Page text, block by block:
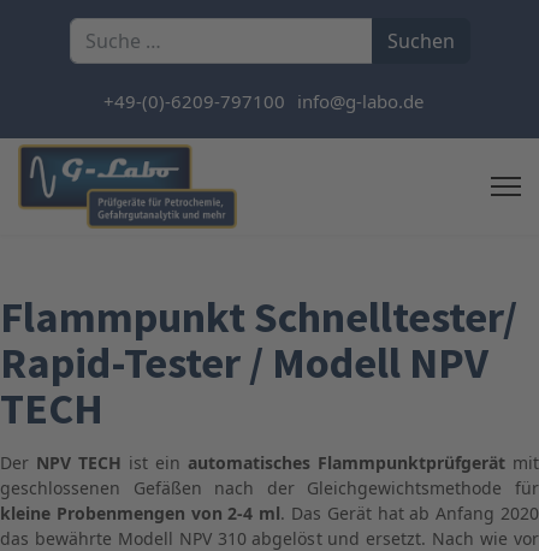
Suchen
+49-(0)-6209-797100 info@g-labo.de
Flammpunkt Schnelltester/
Rapid-Tester / Modell NPV
TECH
Der NPV TECH ist ein automatisches Flammpunktprüfgerät mit
geschlossenen Gefäßen nach der Gleichgewichtsmethode für
kleine Probenmengen von 2-4 ml. Das Gerät hat ab Anfang 2020
das bewährte Modell NPV 310 abgelöst und ersetzt. Nach wie vor